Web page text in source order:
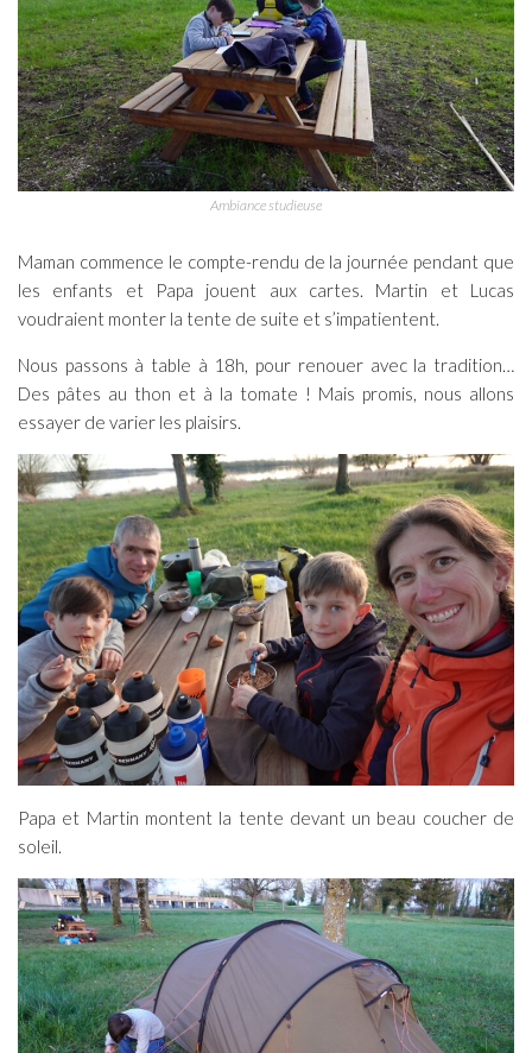
Ambiance studieuse
Maman commence le compte-rendu de la journée pendant que
les enfants et Papa jouent aux cartes. Martin et Lucas
voudraient monter la tente de suite et s’impatientent.
Nous passons à table à 18h, pour renouer avec la tradition…
Des pâtes au thon et à la tomate ! Mais promis, nous allons
essayer de varier les plaisirs.
Papa et Martin montent la tente devant un beau coucher de
soleil.